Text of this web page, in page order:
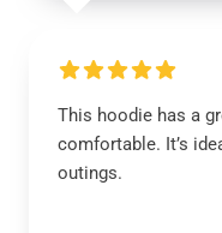
This hoodie has a
comfortable. It’s
outings.